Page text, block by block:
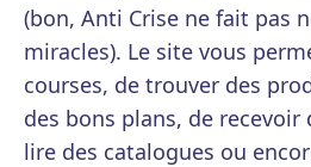
(bon, Anti Crise ne fait pas
miracles). Le site vous
courses, de trouver des
des bons plans, de
lire des catalogues ou